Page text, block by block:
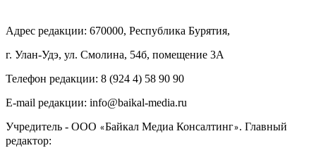
Адрес редакции: 670000, Республика Бурятия,
г. Улан-Удэ, ул. Смолина, 54б, помещение 3А
Телефон редакции: ‎‎8 (924 4) 58 90 90
E-mail редакции: info@baikal-media.ru
Учредитель - ООО «Байкал Медиа Консалтинг». Главный
редактор: